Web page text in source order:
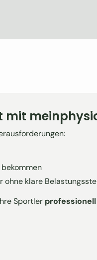
mit
ohne klare
Sportler